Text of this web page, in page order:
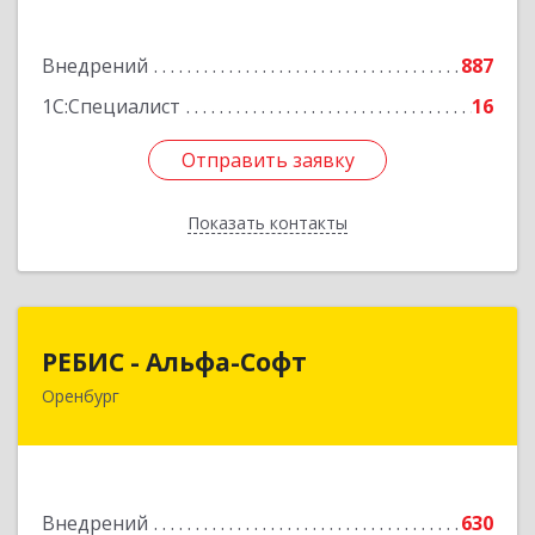
Внедрений
887
1С:Специалист
16
Отправить заявку
Показать контакты
Подробнее
Отправить заявку
Назад
РЕБИС - Альфа-Софт
Оренбург
Внедрений
630
РЕБИС - Альфа-Софт